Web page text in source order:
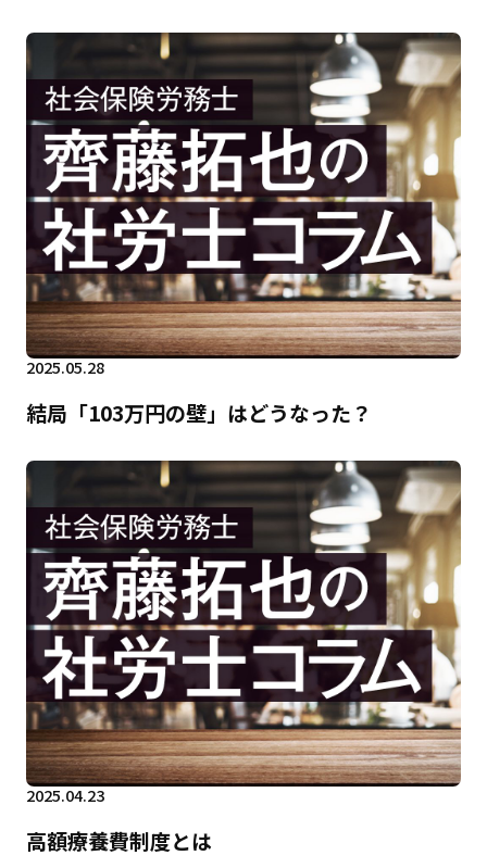
2025.05.28
結局「103万円の壁」はどうなった？
2025.04.23
高額療養費制度とは